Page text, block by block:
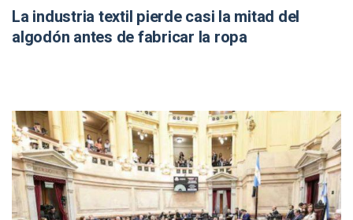
La industria textil pierde casi la mitad del
algodón antes de fabricar la ropa